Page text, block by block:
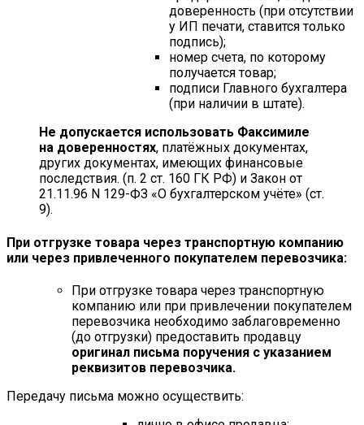
доверенность (при отсутствии
у ИП печати, ставится только
подпись);
номер счета, по которому
получается товар;
подписи Главного бухгалтера
(при наличии в штате).
Не допускается использовать Факсимиле
на доверенностях, платёжных документах,
других документах, имеющих финансовые
последствия. (п. 2 ст. 160 ГК РФ) и Закон от
21.11.96 N 129-ФЗ «О бухгалтерском учёте» (ст.
9).
При отгрузке товара через транспортную компанию
или через привлеченного покупателем перевозчика:
При отгрузке товара через транспортную
компанию или при привлечении покупателем
перевозчика необходимо заблаговременно
(до отгрузки) предоставить продавцу
оригинал письма поручения с указанием
реквизитов перевозчика.
Передачу письма можно осуществить: